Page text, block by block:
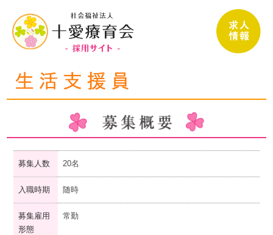
募集人数 20名
入職時期 随時
募集雇用
形態
常勤